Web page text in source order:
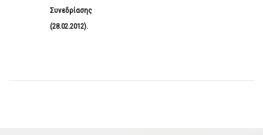
Συνεδρίασης
(28.02.2012).